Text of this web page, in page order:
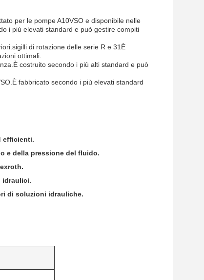
per le pompe A10VSO e disponibile nelle
i più elevati standard e può gestire compiti
di rotazione delle serie R e 31È
ottimali.
costruito secondo i più alti standard e può
fabbricato secondo i più elevati standard
efficienti.
e della pressione del fluido.
idraulici.
di soluzioni idrauliche.